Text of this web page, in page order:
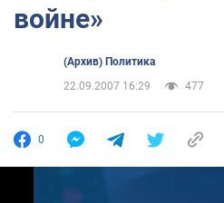
войне»
(Архив) Политика
22.09.2007 16:29
477
0